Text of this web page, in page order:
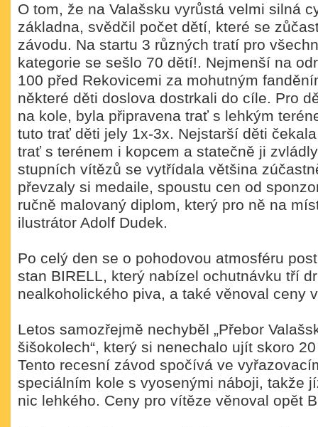
O tom, že na Valašsku vyrůstá velmi silná
základna, svědčil počet dětí, které se
závodu. Na startu 3 různých tratí pro
kategorie se sešlo 70 dětí!. Nejmenší na
100 před Rekovicemi za mohutným
některé děti doslova dostrkali do cíle. Pro
na kole, byla připravena trať s lehkým
tuto trať děti jely 1x-3x. Nejstarší děti
trať s terénem i kopcem a statečně ji
stupních vítězů se vytřídala většina
převzaly si medaile, spoustu cen od
ručně malovaný diplom, který pro ně na
ilustrátor Adolf Dudek.
Po celý den se o pohodovou atmosféru
stan BIRELL, který nabízel ochutnávku tří
nealkoholického piva, a také věnoval ceny
Letos samozřejmě nechyběl „Přebor
šišokolech“, který si nenechalo ujít skoro
Tento recesní závod spočívá ve
speciálním kole s vyosenými náboji, takže
nic lehkého. Ceny pro vítěze věnoval opět